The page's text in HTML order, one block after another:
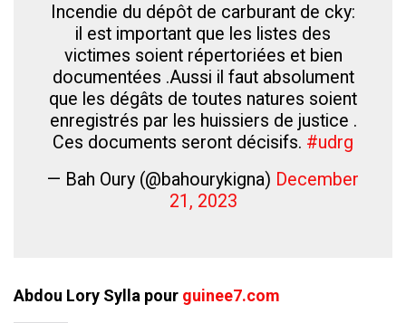
Incendie du dépôt de carburant de cky:
il est important que les listes des
victimes soient répertoriées et bien
documentées .Aussi il faut absolument
que les dégâts de toutes natures soient
enregistrés par les huissiers de justice .
Ces documents seront décisifs. #udrg
— Bah Oury (@bahourykigna) December
21, 2023
Abdou Lory Sylla pour guinee7.com